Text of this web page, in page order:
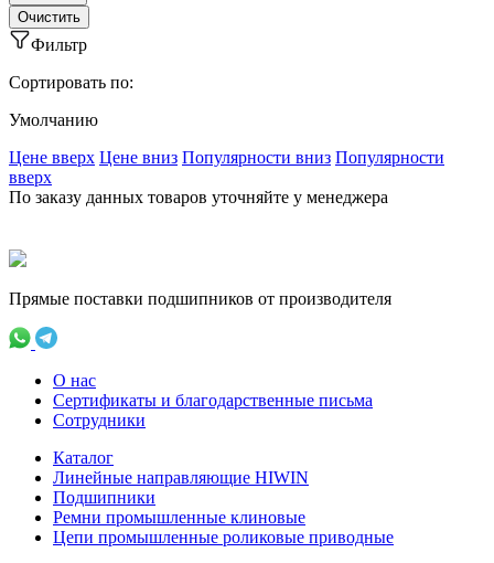
Фильтр
Сортировать по:
Умолчанию
Ценe вверх Ценe вниз Популярности вниз Популярности
вверх
По заказу данных товаров уточняйте у менеджера
Прямые поставки подшипников от производителя
О нас
Сертификаты и благодарственные письма
Сотрудники
Каталог
Линейные направляющие HIWIN
Подшипники
Ремни промышленные клиновые
Цепи промышленные роликовые приводные